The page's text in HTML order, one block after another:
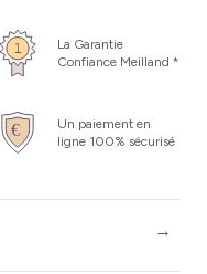
La Garantie
Confiance Meilland *
Un paiement en
ligne 100% sécurisé